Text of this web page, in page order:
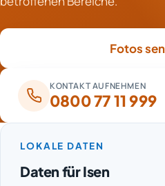
Geruchsneutralisation wird
Versicherung gehört bei
Fotos
KONTAKT AUFNEHMEN
0800 77 11 999
LOKALE DATEN
Daten für Isen